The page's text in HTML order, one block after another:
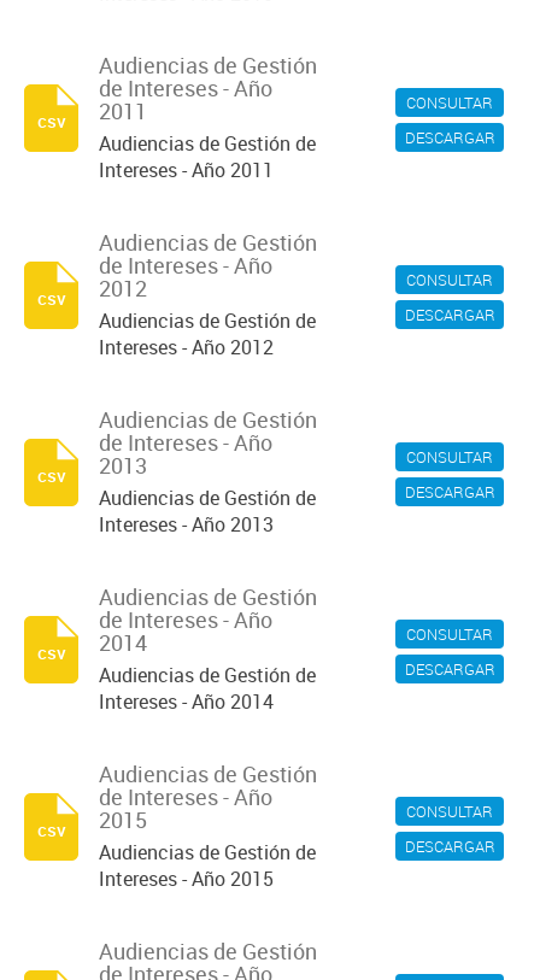
CONSULTAR
DESCARGAR
Audiencias de Gestión
de Intereses - Año
2011
Audiencias de Gestión de
Intereses - Año 2011
csv
CONSULTAR
DESCARGAR
Audiencias de Gestión
de Intereses - Año
2012
Audiencias de Gestión de
Intereses - Año 2012
csv
CONSULTAR
DESCARGAR
Audiencias de Gestión
de Intereses - Año
2013
Audiencias de Gestión de
Intereses - Año 2013
csv
CONSULTAR
DESCARGAR
Audiencias de Gestión
de Intereses - Año
2014
Audiencias de Gestión de
Intereses - Año 2014
csv
CONSULTAR
DESCARGAR
Audiencias de Gestión
de Intereses - Año
2015
Audiencias de Gestión de
Intereses - Año 2015
csv
Audiencias de Gestión
de Intereses - Año